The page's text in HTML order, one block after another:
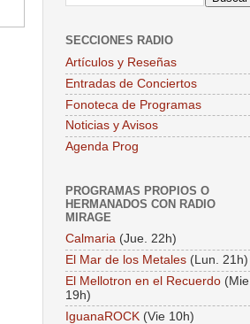
SECCIONES RADIO
Artículos y Reseñas
Entradas de Conciertos
Fonoteca de Programas
Noticias y Avisos
Agenda Prog
PROGRAMAS PROPIOS O
HERMANADOS CON RADIO
MIRAGE
Calmaria (Jue. 22h)
El Mar de los Metales (Lun. 21h)
El Mellotron en el Recuerdo (Mie.
19h)
IguanaROCK (Vie 10h)